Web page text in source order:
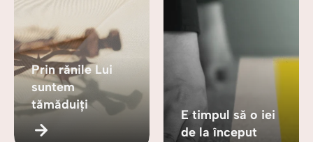
Prin rănile Lui
suntem
tămăduiți
E timpul să o iei
de la început